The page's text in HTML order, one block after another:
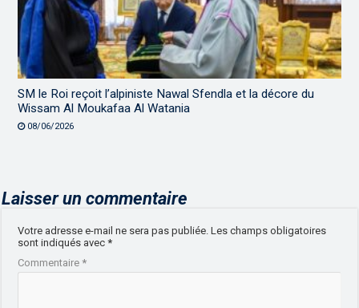
SM le Roi reçoit l’alpiniste Nawal Sfendla et la décore du
Wissam Al Moukafaa Al Watania
08/06/2026
Laisser un commentaire
Votre adresse e-mail ne sera pas publiée. Les champs obligatoires
sont indiqués avec*
Commentaire*